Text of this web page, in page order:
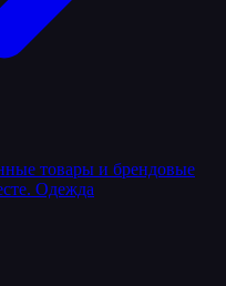
товары и брендовые
Одежда